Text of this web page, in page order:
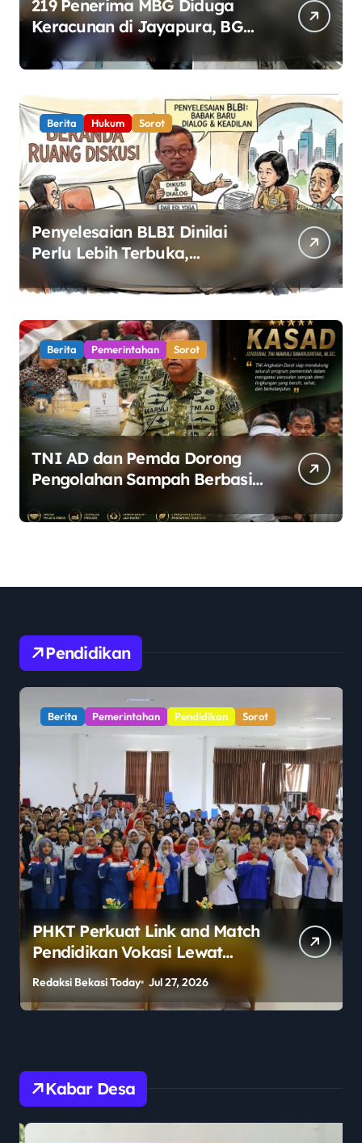
219 Penerima MBG Diduga
Keracunan di Jayapura, BGN
Perketat Pengawasan
Keamanan Pangan
Berita Hukum Sorot
Penyelesaian BLBI Dinilai
Perlu Lebih Terbuka,
Pemerintah Diminta Buka
Ruang Dialog
Berita Pemerintahan Sorot
TNI AD dan Pemda Dorong
Pengolahan Sampah Berbasis
Pendidikan
Berita Pemerintahan Pendidikan Sorot
PHKT Perkuat Link and Match
Pendidikan Vokasi Lewat
Program Guru Tamu di SMKN
2 Penajam Paser Utara
Redaksi Bekasi Today Jul 27, 2026
Kabar Desa